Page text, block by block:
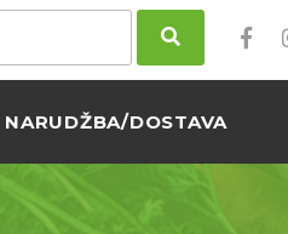
NARUDŽBA/DOSTAVA